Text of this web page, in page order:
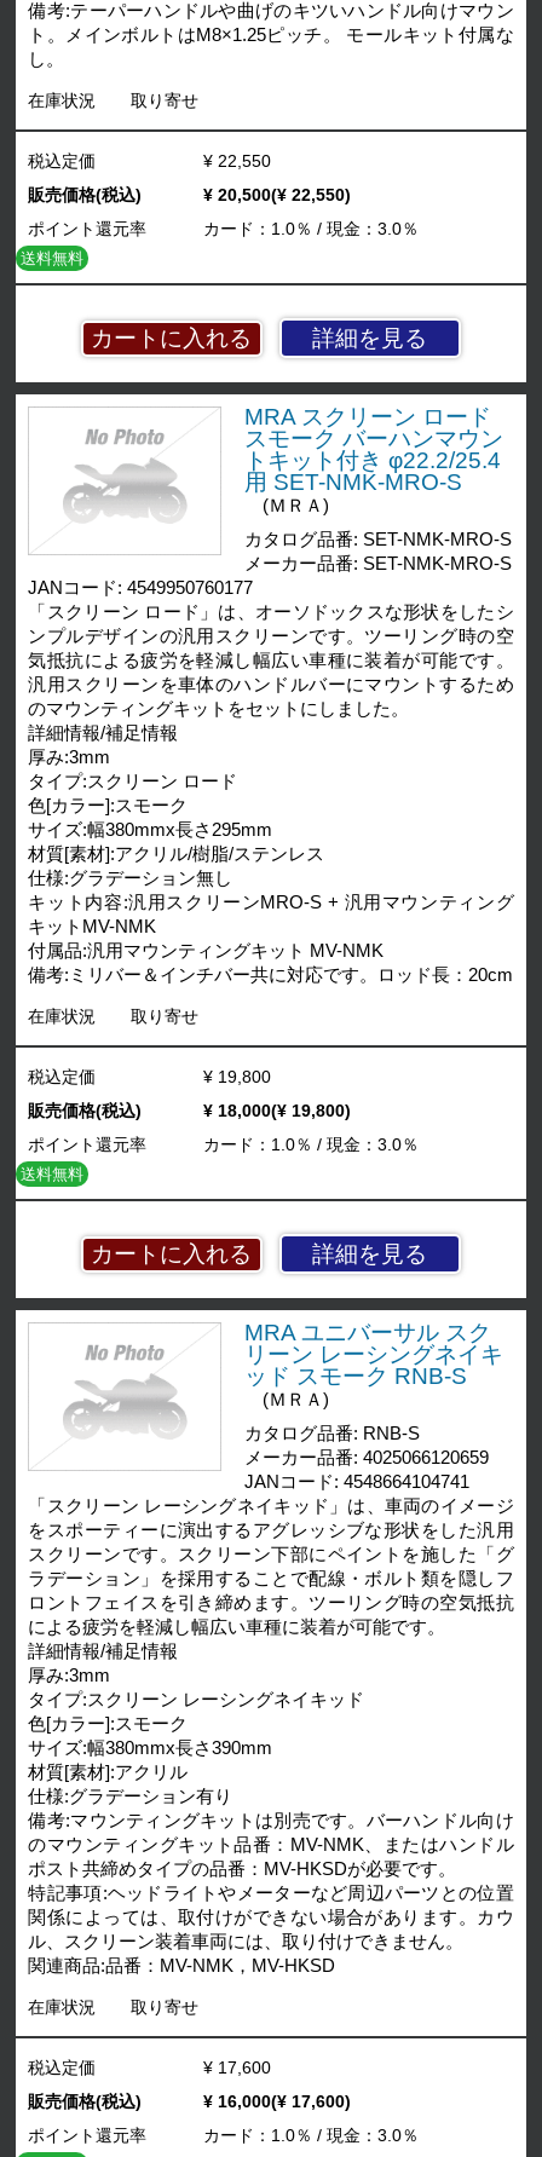
備考:テーパーハンドルや曲げのキツいハンドル向けマウン
ト。メインボルトはM8×1.25ピッチ。 モールキット付属な
し。
在庫状況 取り寄せ
詳細を見る
税込定価
¥ 22,550
販売価格(税込)
¥ 20,500(¥ 22,550)
ポイント還元率
カード：1.0％ / 現金：3.0％
送料無料
MRA スクリーン ロード
スモーク バーハンマウン
トキット付き φ22.2/25.4
用 SET-NMK-MRO-S
(ＭＲＡ)
カタログ品番: SET-NMK-MRO-S
メーカー品番: SET-NMK-MRO-S
JANコード: 4549950760177
「スクリーン ロード」は、オーソドックスな形状をしたシ
ンプルデザインの汎用スクリーンです。ツーリング時の空
気抵抗による疲労を軽減し幅広い車種に装着が可能です。
汎用スクリーンを車体のハンドルバーにマウントするため
のマウンティングキットをセットにしました。
詳細情報/補足情報
厚み:3mm
タイプ:スクリーン ロード
色[カラー]:スモーク
サイズ:幅380mmx長さ295mm
材質[素材]:アクリル/樹脂/ステンレス
仕様:グラデーション無し
キット内容:汎用スクリーンMRO-S + 汎用マウンティング
キットMV-NMK
付属品:汎用マウンティングキット MV-NMK
備考:ミリバー＆インチバー共に対応です。ロッド長：20cm
在庫状況 取り寄せ
詳細を見る
税込定価
¥ 19,800
販売価格(税込)
¥ 18,000(¥ 19,800)
ポイント還元率
カード：1.0％ / 現金：3.0％
送料無料
MRA ユニバーサル スク
リーン レーシングネイキ
ッド スモーク RNB-S
(ＭＲＡ)
カタログ品番: RNB-S
メーカー品番: 4025066120659
JANコード: 4548664104741
「スクリーン レーシングネイキッド」は、車両のイメージ
をスポーティーに演出するアグレッシブな形状をした汎用
スクリーンです。スクリーン下部にペイントを施した「グ
ラデーション」を採用することで配線・ボルト類を隠しフ
ロントフェイスを引き締めます。ツーリング時の空気抵抗
による疲労を軽減し幅広い車種に装着が可能です。
詳細情報/補足情報
厚み:3mm
タイプ:スクリーン レーシングネイキッド
色[カラー]:スモーク
サイズ:幅380mmx長さ390mm
材質[素材]:アクリル
仕様:グラデーション有り
備考:マウンティングキットは別売です。バーハンドル向け
のマウンティングキット品番：MV-NMK、またはハンドル
ポスト共締めタイプの品番：MV-HKSDが必要です。
特記事項:ヘッドライトやメーターなど周辺パーツとの位置
関係によっては、取付けができない場合があります。カウ
ル、スクリーン装着車両には、取り付けできません。
関連商品:品番：MV-NMK，MV-HKSD
在庫状況 取り寄せ
税込定価
¥ 17,600
販売価格(税込)
¥ 16,000(¥ 17,600)
ポイント還元率
カード：1.0％ / 現金：3.0％